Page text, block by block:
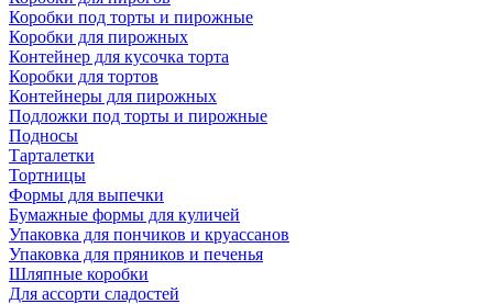
Коробки под торты и пирожные
Коробки для пирожных
Контейнер для кусочка торта
Коробки для тортов
Контейнеры для пирожных
Подложки под торты и пирожные
Подносы
Тарталетки
Тортницы
Формы для выпечки
Бумажные формы для куличей
Упаковка для пончиков и круассанов
Упаковка для пряников и печенья
Шляпные коробки
Для ассорти сладостей